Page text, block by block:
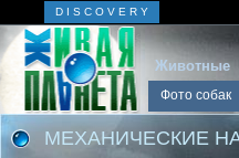
D I S C O V E R Y
Животные
Фото собак
МЕХАНИЧЕСКИЕ